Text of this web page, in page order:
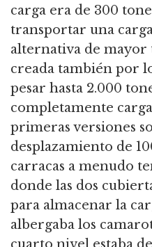
carga era de 300
transportar una
alternativa de mayor
creada también por
pesar hasta 2.000
completamente
primeras versiones
desplazamiento de
carracas a menudo
donde las dos
para almacenar la
albergaba los